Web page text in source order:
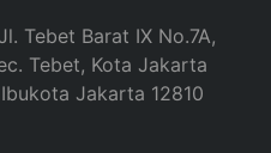
Tebet Barat IX No.7A,
Tebet, Kota Jakarta
Jakarta 12810